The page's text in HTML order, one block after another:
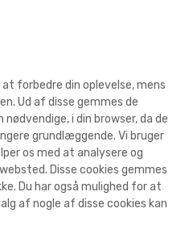
forbedre din oplevelse, mens
Ud af disse gemmes de
i din browser, da de
grundlæggende. Vi bruger
os med at analysere og
Disse cookies gemmes
Du har også mulighed for at
af nogle af disse cookies kan